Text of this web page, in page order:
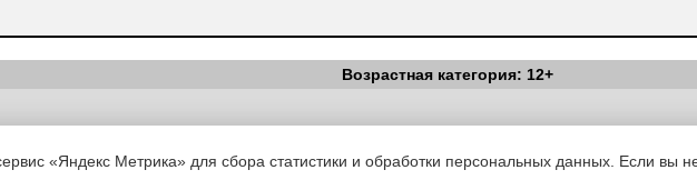
Возрастная категория: 12+
Copyright (c) |Вестник Педагога|Об издании|Условия|Политика
«Яндекс Метрика» для сбора статистики и обработки персональных данных. Если вы